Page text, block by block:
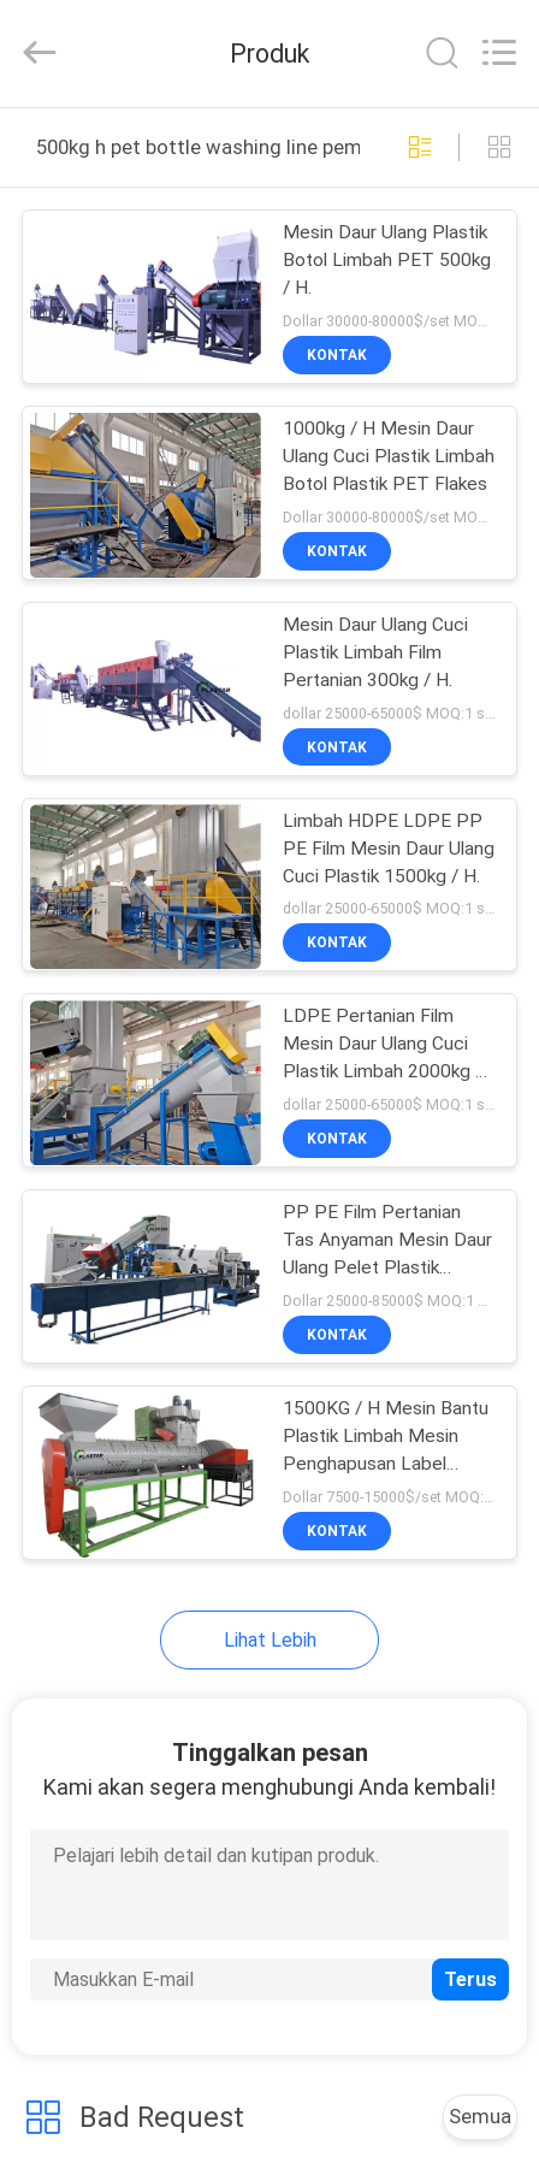
PRODUK
TENTANG
KAMI
TUR
PABRIK
KONTROL
KUALITAS
KAMI
PENAWARAN
SITEMAP
PRIVACY
POLICY
Commerce
All
Reserved.
Produk
500kg h pet bottle washing line pembuatan online
Mesin Daur Ulang Plastik
Botol Limbah PET 500kg
/ H.
Dollar 30000-80000$/set MOQ:1 set
KONTAK
1000kg / H Mesin Daur
Ulang Cuci Plastik Limbah
Botol Plastik PET Flakes
KONTAK
Mesin Daur Ulang Cuci
Plastik Limbah Film
Pertanian 300kg / H.
KONTAK
Limbah HDPE LDPE PP
PE Film Mesin Daur Ulang
Cuci Plastik 1500kg / H.
dollar 25000-65000$ MOQ:1 set
KONTAK
LDPE Pertanian Film
Mesin Daur Ulang Cuci
Plastik Limbah 2000kg /
H.
dollar 25000-65000$ MOQ:1 set
KONTAK
PP PE Film Pertanian
Tas Anyaman Mesin Daur
Ulang Pelet Plastik
900kg / H.
KONTAK
1500KG / H Mesin Bantu
Plastik Limbah Mesin
Penghapusan Label
Botol Plastik PET
KONTAK
Lihat Lebih
Tinggalkan pesan
Kami akan segera menghubungi Anda kembali!
Bad Request Semua